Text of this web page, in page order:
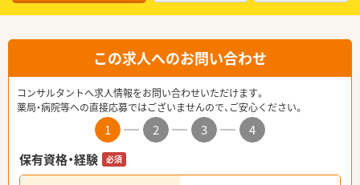
この求人へのお問い合わせ
コンサルタントへ求人情報をお問い合わせいただけます。
薬局・病院等への直接応募ではございませんので、ご安心ください。
1 2 3
4
保有資格・経験
必須